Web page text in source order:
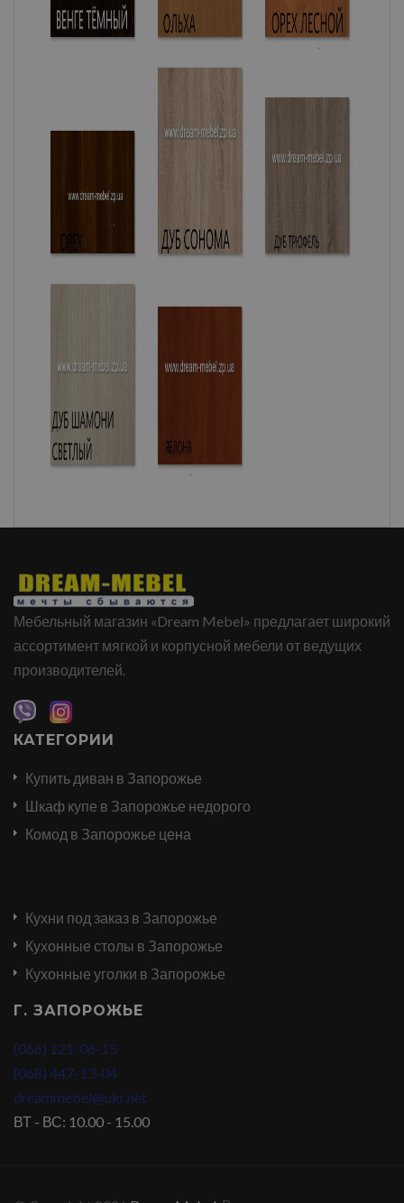
Мебельный магазин «Dream Mebel» предлагает широкий
ассортимент мягкой и корпусной мебели от ведущих
производителей.
КАТЕГОРИИ
Купить диван в Запорожье
Шкаф купе в Запорожье недорого
Комод в Запорожье цена
Кухни под заказ в Запорожье
Кухонные столы в Запорожье
Кухонные уголки в Запорожье
Г. ЗАПОРОЖЬЕ
(066) 121-06-15
(068) 447-13-04
dreammebel@ukr.net
ВТ - ВС: 10.00 - 15.00